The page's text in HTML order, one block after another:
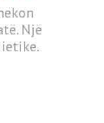
Një